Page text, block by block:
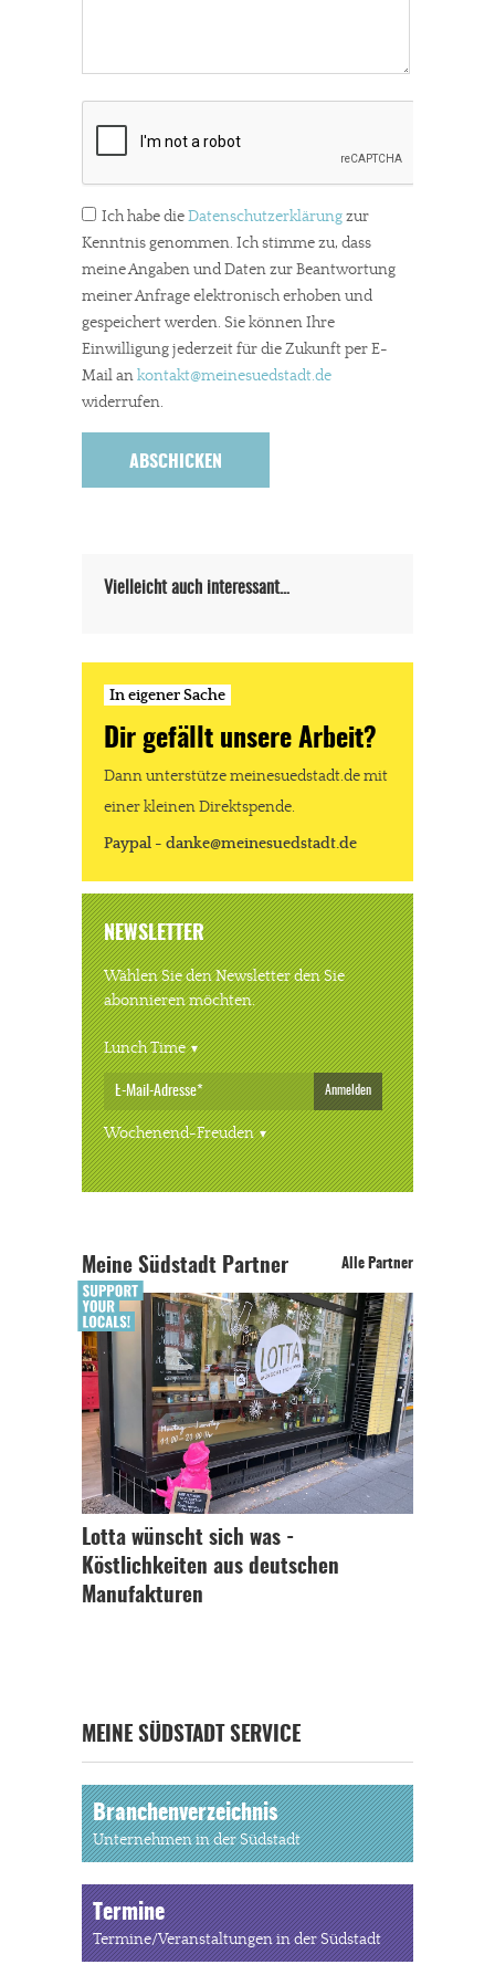
Ich habe dieDatenschutzerklärungzur
Kenntnis genommen. Ich stimme zu, dass
meine Angaben und Daten zur Beantwortung
meiner Anfrage elektronisch erhoben und
gespeichert werden. Sie können Ihre
Einwilligung jederzeit für die Zukunft per E-
Mail ankontakt@meinesuedstadt.de
widerrufen.
Vielleicht auch interessant…
In eigener Sache
Dir gefällt unsere Arbeit?
Dann unterstütze meinesuedstadt.de mit
einer kleinen Direktspende.
Paypal - danke@meinesuedstadt.de
NEWSLETTER
Wählen Sie den Newsletter den Sie
abonnieren möchten.
Lunch Time
Anmelden
Wochenend-Freuden
Meine Südstadt Partner Alle Partner
Lotta wünscht sich was -
Köstlichkeiten aus deutschen
Manufakturen
MEINE SÜDSTADT SERVICE
Branchenverzeichnis
Unternehmen in der Südstadt
Termine
Termine/Veranstaltungen in der Südstadt